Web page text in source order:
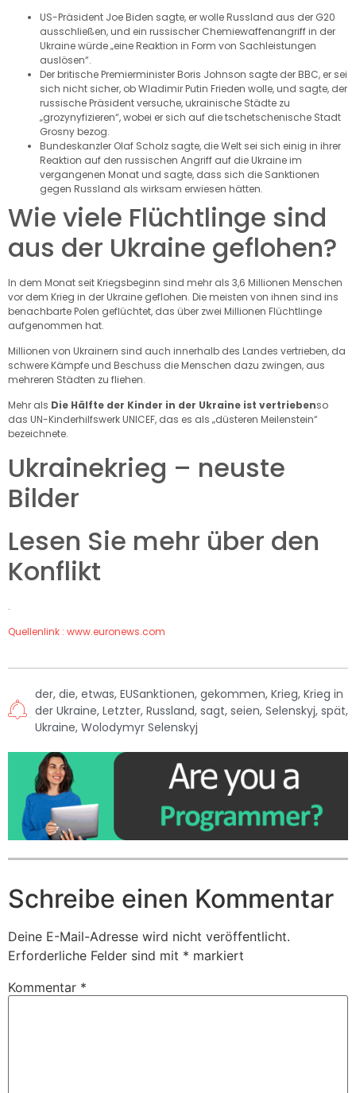
US-Präsident Joe Biden sagte, er wolle Russland aus der G20
ausschließen, und ein russischer Chemiewaffenangriff in der
Ukraine würde „eine Reaktion in Form von Sachleistungen
auslösen“.
Der britische Premierminister Boris Johnson sagte der BBC, er sei
sich nicht sicher, ob Wladimir Putin Frieden wolle, und sagte, der
russische Präsident versuche, ukrainische Städte zu
„grozynyfizieren“, wobei er sich auf die tschetschenische Stadt
Grosny bezog.
Bundeskanzler Olaf Scholz sagte, die Welt sei sich einig in ihrer
Reaktion auf den russischen Angriff auf die Ukraine im
vergangenen Monat und sagte, dass sich die Sanktionen
gegen Russland als wirksam erwiesen hätten.
Wie viele Flüchtlinge sind
aus der Ukraine geflohen?
In dem Monat seit Kriegsbeginn sind mehr als 3,6 Millionen Menschen
vor dem Krieg in der Ukraine geflohen. Die meisten von ihnen sind ins
benachbarte Polen geflüchtet, das über zwei Millionen Flüchtlinge
aufgenommen hat.
Millionen von Ukrainern sind auch innerhalb des Landes vertrieben, da
schwere Kämpfe und Beschuss die Menschen dazu zwingen, aus
mehreren Städten zu fliehen.
Mehr als Die Hälfte der Kinder in der Ukraine ist vertriebenso
das UN-Kinderhilfswerk UNICEF, das es als „düsteren Meilenstein“
bezeichnete.
Ukrainekrieg – neuste
Bilder
Lesen Sie mehr über den
Konflikt
.
Quellenlink : www.euronews.com
der, die, etwas, EUSanktionen, gekommen, Krieg, Krieg in
der Ukraine, Letzter, Russland, sagt, seien, Selenskyj, spät,
Ukraine, Wolodymyr Selenskyj
Schreibe einen Kommentar
Deine E-Mail-Adresse wird nicht veröffentlicht.
Erforderliche Felder sind mit * markiert
Kommentar *